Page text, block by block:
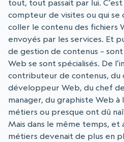
tout, tout passait par lui.
compteur de visites ou qui se
coller le contenu des fichiers
envoyés par les services. Et
de gestion de contenus –
Web se sont spécialisés. De
contributeur de contenus, du
développeur Web, du chef
manager, du graphiste Web à
métiers ou presque ont dû
Mais dans le même temps, et
métiers devenait de plus en